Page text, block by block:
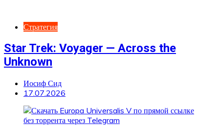
Стратегия
Star Trek: Voyager — Across the
Unknown
Иосиф Сид
17.07.2026